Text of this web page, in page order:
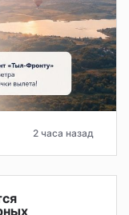
2 часа назад